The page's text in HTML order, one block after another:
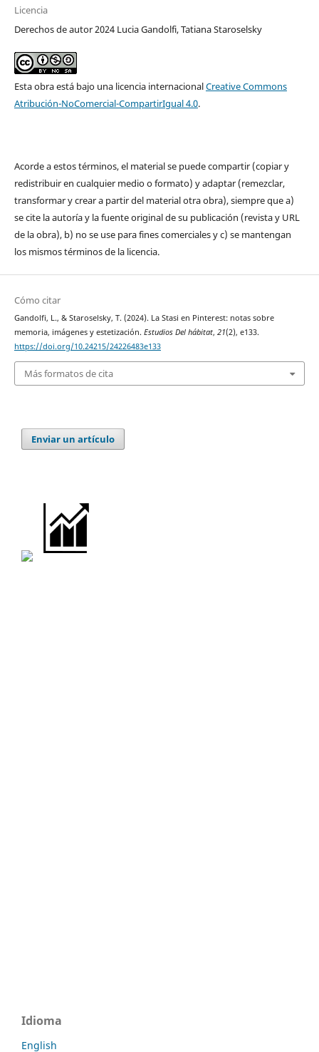
Licencia
Derechos de autor 2024 Lucia Gandolfi, Tatiana Staroselsky
Esta obra está bajo una licencia internacionalCreative Commons
Atribución-NoComercial-CompartirIgual 4.0.
Acorde a estos términos, el material se puede compartir (copiar y
redistribuir en cualquier medio o formato) y adaptar (remezclar,
transformar y crear a partir del material otra obra), siempre que a)
se cite la autoría y la fuente original de su publicación (revista y URL
de la obra), b) no se use para fines comerciales y c) se mantengan
los mismos términos de la licencia.
Cómo citar
Gandolfi, L., & Staroselsky, T. (2024). La Stasi en Pinterest: notas sobre
memoria, imágenes y estetización. Estudios Del hábitat, 21(2), e133.
https://doi.org/10.24215/24226483e133
Más formatos de cita
Enviar un artículo
Idioma
English